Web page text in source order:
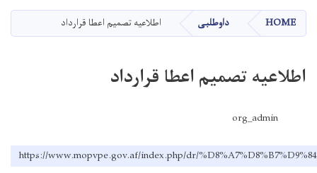
main
content
HOME داوطلبی اطلاعیه تصمیم اعطا قرارداد
اطلاعیه تصمیم اعطا قرارداد
org_admin
https://www.mopvpe.gov.af/index.php/dr/